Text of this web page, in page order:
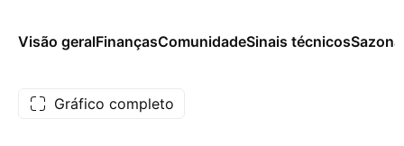
Visão geralFinançasComunidadeSinais técnicos
Gráfico completo